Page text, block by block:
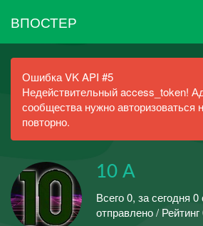
ВПОСТЕР
Ошибка VK API #5
Недействительный access_token!
сообщества нужно авторизоваться
повторно.
10 А
Всего 0, за сегодня
отправлено / Рейтинг